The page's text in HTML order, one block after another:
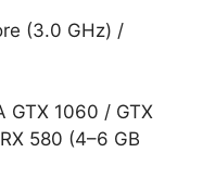
(3.0 GHz) /
GTX 1060 / GTX
580 (4–6 GB